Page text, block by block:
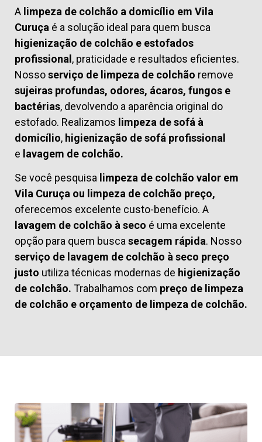
A limpeza de colchão a domicílio em Vila
Curuça é a solução ideal para quem busca
higienização de colchão e estofados
profissional, praticidade e resultados eficientes.
Nossoserviço de limpeza de colchão remove
sujeiras profundas, odores, ácaros, fungos e
bactérias, devolvendo a aparência original do
estofado. Realizamos limpeza de sofá à
domicílio, higienização de sofá profissional
e lavagem de colchão.
Se você pesquisa limpeza de colchão valor em
Vila Curuça ou limpeza de colchão preço,
oferecemos excelente custo-benefício. A
lavagem de colchão à seco é uma excelente
opção para quem busca secagem rápida. Nosso
serviço de lavagem de colchão à seco preço
justo utiliza técnicas modernas de higienização
de colchão. Trabalhamos com preço de limpeza
de colchão e orçamento de limpeza de colchão.